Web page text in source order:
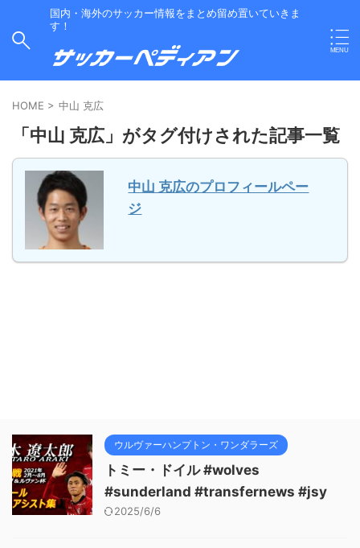
国内・海外のサッカー情報をまとめ留め置いていきま
す！
HOME > 中山 克広
「中山 克広」がタグ付けされた記事一覧
中山 克広のプロフィールペー
ジ
ウルヴァーハンプトン・ワンダラーズ
トミー・ドイル #wolves
#sunderland #transfernews #jsy
2025/6/6